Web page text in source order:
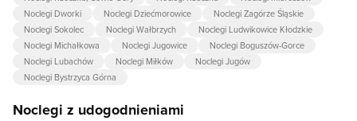
Noclegi Dworki
Noclegi Dziećmorowice
Noclegi Zagórze Śląskie
Noclegi Sokolec
Noclegi Wałbrzych
Noclegi Ludwikowice Kłodzkie
Noclegi Michałkowa
Noclegi Jugowice
Noclegi Boguszów-Gorce
Noclegi Lubachów
Noclegi Miłków
Noclegi Jugów
Noclegi Bystrzyca Górna
Noclegi z udogodnieniami